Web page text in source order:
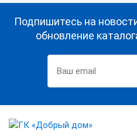
Подпишитесь на
обновление